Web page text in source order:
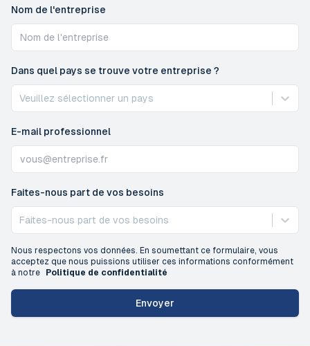
Nom de l'entreprise
Dans quel pays se trouve votre entreprise ?
Veuillez sélectionner un pays
E-mail professionnel
Faites-nous part de vos besoins
Faites-nous part de vos besoins
Nous respectons vos données. En soumettant ce formulaire, vous
acceptez que nous puissions utiliser ces informations conformément
à notre
Politique de confidentialité
Envoyer